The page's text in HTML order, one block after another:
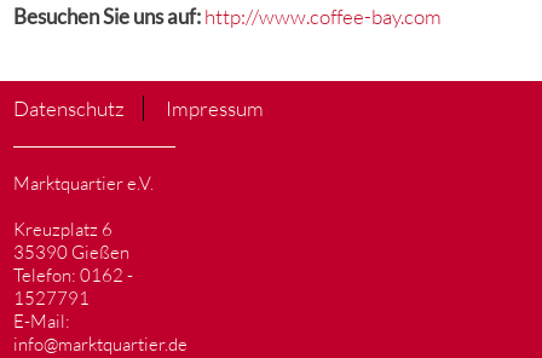
Besuchen Sie uns auf:http://www.coffee-bay.com
Datenschutz Impressum
Marktquartier e.V.
Kreuzplatz 6
35390 Gießen
Telefon: 0162 -
1527791
E-Mail:
info@marktquartier.de